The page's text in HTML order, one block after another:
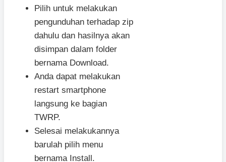
Pilih untuk melakukan
pengunduhan terhadap zip
dahulu dan hasilnya akan
disimpan dalam folder
bernama Download.
Anda dapat melakukan
restart smartphone
langsung ke bagian
TWRP.
Selesai melakukannya
barulah pilih menu
bernama Install.